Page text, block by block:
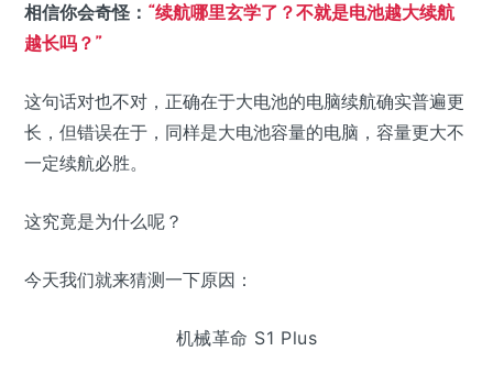
相信你会奇怪： “续航哪里玄学了？不就是电池越大续航
越长吗？ ”
这句话对也不对，正确在于大电池的电脑续航确实普遍更
长，但错误在于，同样是大电池容量的电脑，容量更大不
一定续航必胜。
这究竟是为什么呢？
今天我们就来猜测一下原因：
机械革命 S1 Plus